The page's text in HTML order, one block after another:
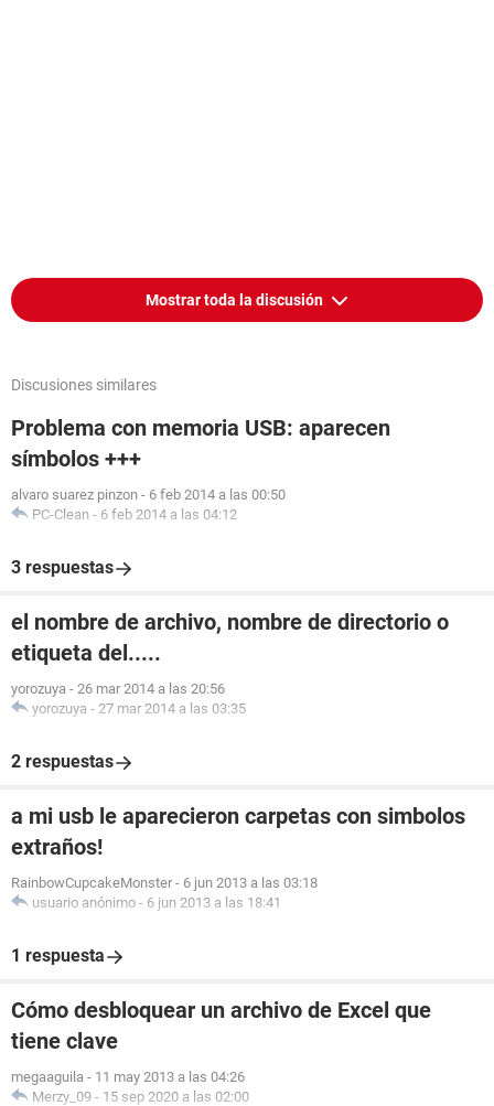
Mostrar toda la discusión
Discusiones similares
Problema con memoria USB: aparecen
símbolos +++
alvaro suarez pinzon - 6 feb 2014 a las 00:50
PC-Clean - 6 feb 2014 a las 04:12
3 respuestas
el nombre de archivo, nombre de directorio o
etiqueta del.....
yorozuya - 26 mar 2014 a las 20:56
yorozuya - 27 mar 2014 a las 03:35
2 respuestas
a mi usb le aparecieron carpetas con simbolos
extraños!
RainbowCupcakeMonster - 6 jun 2013 a las 03:18
usuario anónimo - 6 jun 2013 a las 18:41
1 respuesta
Cómo desbloquear un archivo de Excel que
tiene clave
megaaguila - 11 may 2013 a las 04:26
Merzy_09 - 15 sep 2020 a las 02:00